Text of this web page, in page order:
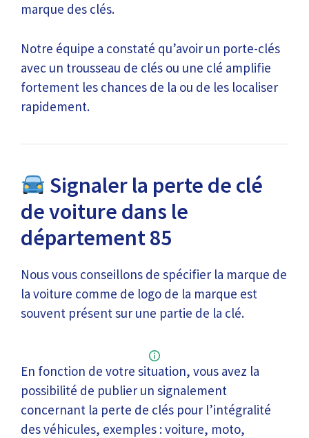
marque des clés.
Notre équipe a constaté qu’avoir un porte-clés
avec un trousseau de clés ou une clé amplifie
fortement les chances de la ou de les localiser
rapidement.
Signaler la perte de clé
de voiture dans le
département 85
Nous vous conseillons de spécifier la marque de
la voiture comme de logo de la marque est
souvent présent sur une partie de la clé.
En fonction de votre situation, vous avez la
possibilité de publier un signalement
concernant la perte de clés pour l’intégralité
des véhicules, exemples : voiture, moto,